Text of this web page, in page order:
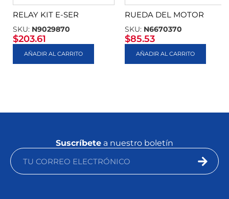
RELAY KIT E-SER
SKU: N9029870
$203.61
AÑADIR AL CARRITO
RUEDA DEL MOTOR
SKU: N6670370
$85.53
AÑADIR AL CARRITO
Suscríbete a nuestro boletín